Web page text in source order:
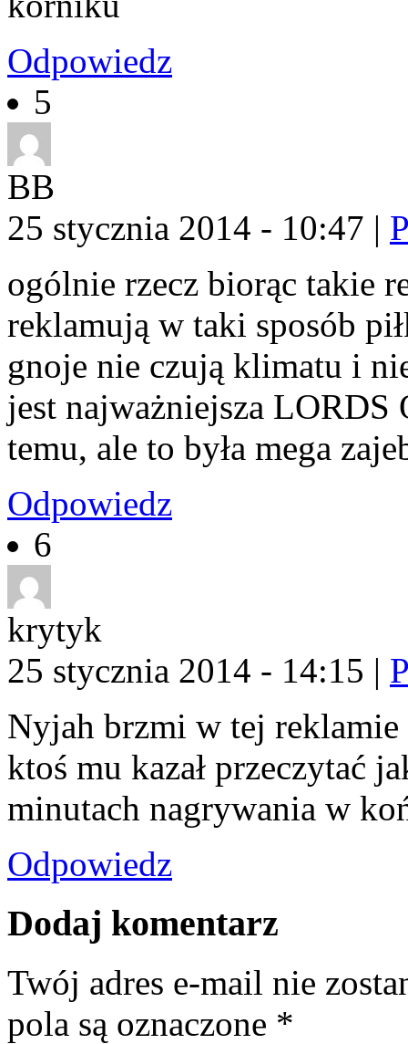
Odpowiedz
5
BB
25 stycznia 2014 - 10:47 |
ogólnie rzecz biorąc takie
reklamują w taki sposób
gnoje nie czują klimatu i
jest najważniejsza
temu, ale to była mega
Odpowiedz
6
krytyk
25 stycznia 2014 - 14:15 |
Nyjah brzmi w tej
ktoś mu kazał przeczytać
minutach nagrywania w
Odpowiedz
Dodaj komentarz
Twój adres e-mail nie
pola są oznaczone *